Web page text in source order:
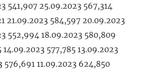
541,907 25.09.2023 567,314
21.09.2023 584,597 20.09.2023
552,994 18.09.2023 580,809
14.09.2023 577,785 13.09.2023
576,691 11.09.2023 624,850